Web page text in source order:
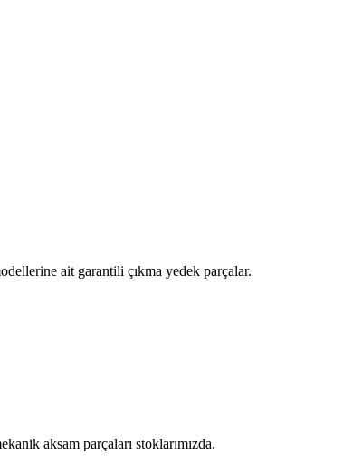
ait garantili çıkma yedek parçalar.
aksam parçaları stoklarımızda.